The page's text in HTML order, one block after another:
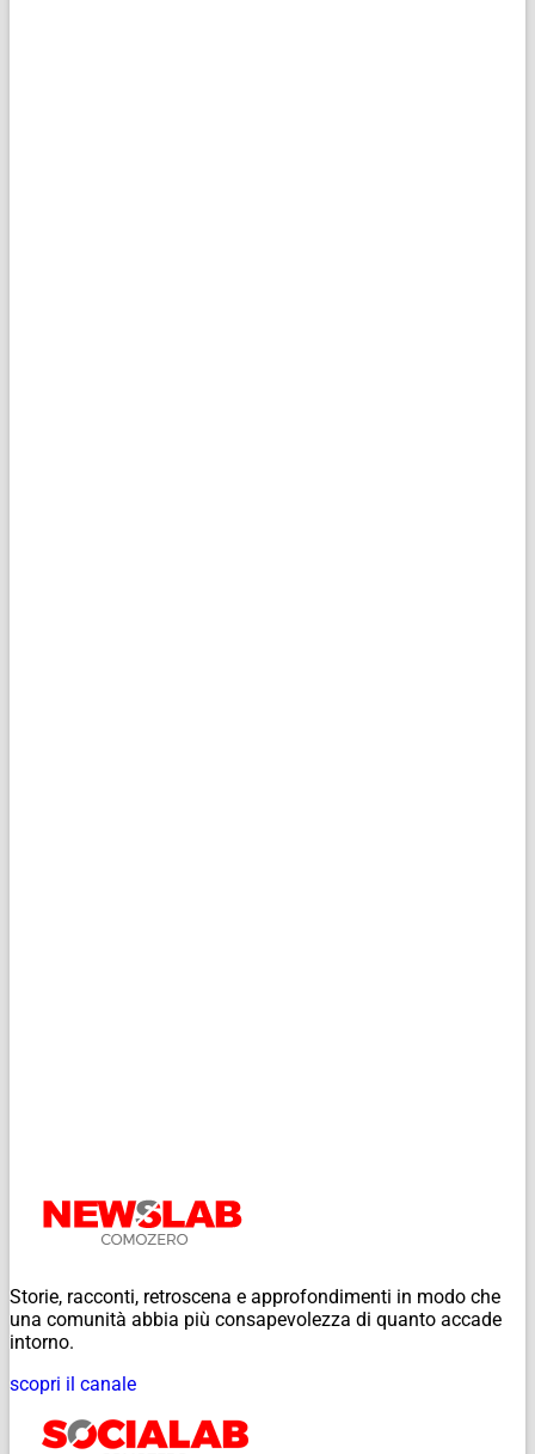
Storie, racconti, retroscena e approfondimenti in modo che
una comunità abbia più consapevolezza di quanto accade
intorno.
scopri il canale